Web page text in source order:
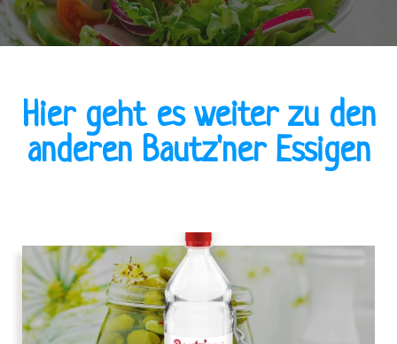
Hier geht es weiter zu den
anderen Bautz'ner Essigen